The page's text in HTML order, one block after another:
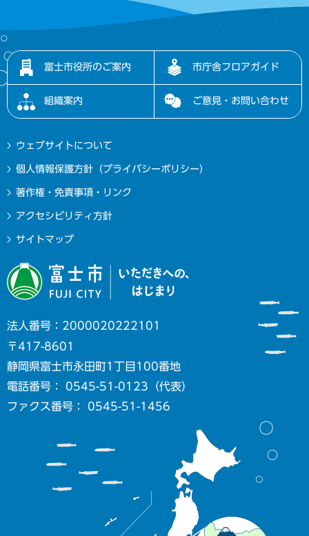
富士市役所のご案内 市庁舎フロアガイド
組織案内 ご意見・お問い合わせ
ウェブサイトについて
個人情報保護方針（プライバシーポリシー）
著作権・免責事項・リンク
アクセシビリティ方針
サイトマップ
法人番号：2000020222101
〒417-8601
静岡県富士市永田町1丁目100番地
電話番号： 0545-51-0123（代表）
ファクス番号： 0545-51-1456